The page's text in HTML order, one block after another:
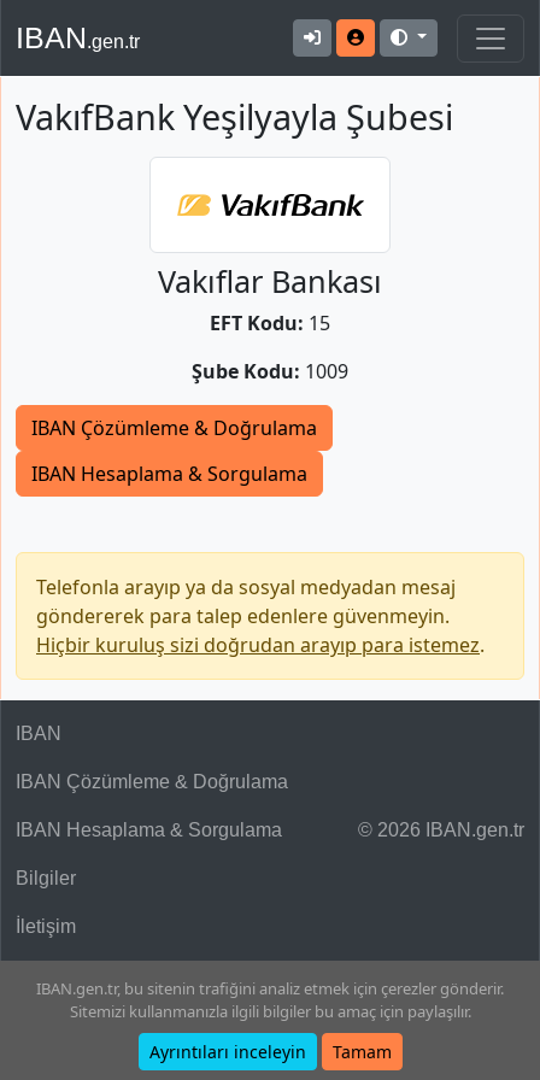
IBAN.gen.tr
VakıfBank Yeşilyayla Şubesi
Vakıflar Bankası
EFT Kodu: 15
Şube Kodu: 1009
IBAN Çözümleme & Doğrulama
IBAN Hesaplama & Sorgulama
Telefonla arayıp ya da sosyal medyadan mesaj
göndererek para talep edenlere güvenmeyin.
Hiçbir kuruluş sizi doğrudan arayıp para istemez.
© 2026 IBAN.gen.tr
IBAN
IBAN Çözümleme & Doğrulama
IBAN Hesaplama & Sorgulama
Bilgiler
İletişim
IBAN.gen.tr, bu sitenin trafiğini analiz etmek için çerezler gönderir.
Sitemizi kullanmanızla ilgili bilgiler bu amaç için paylaşılır.
Ayrıntıları inceleyin Tamam